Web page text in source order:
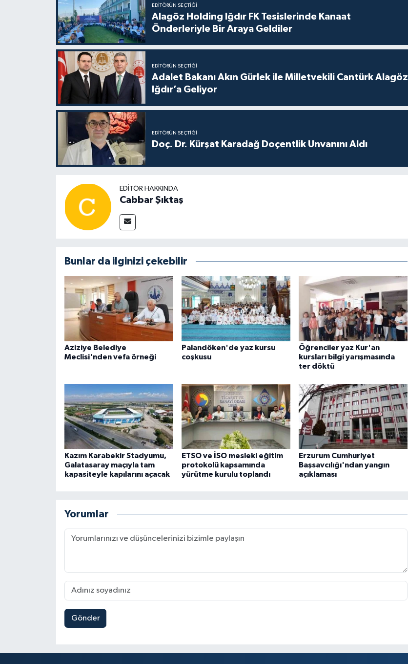
EDITÖRÜN SEÇTIĞI
Alagöz Holding Iğdır FK Tesislerinde Kanaat
Önderleriyle Bir Araya Geldiler
EDITÖRÜN SEÇTIĞI
Adalet Bakanı Akın Gürlek ile Milletvekili Cantürk Alagöz
Iğdır’a Geliyor
EDITÖRÜN SEÇTIĞI
Doç. Dr. Kürşat Karadağ Doçentlik Unvanını Aldı
EDITÖR HAKKINDA
Cabbar Şıktaş
Bunlar da ilginizi çekebilir
Aziziye Belediye
Meclisi'nden vefa örneği
Palandöken'de yaz kursu
coşkusu
Öğrenciler yaz Kur'an
kursları bilgi yarışmasında
ter döktü
Kazım Karabekir Stadyumu,
Galatasaray maçıyla tam
kapasiteyle kapılarını açacak
ETSO ve İSO mesleki eğitim
protokolü kapsamında
yürütme kurulu toplandı
Erzurum Cumhuriyet
Başsavcılığı'ndan yangın
açıklaması
Yorumlar
Gönder